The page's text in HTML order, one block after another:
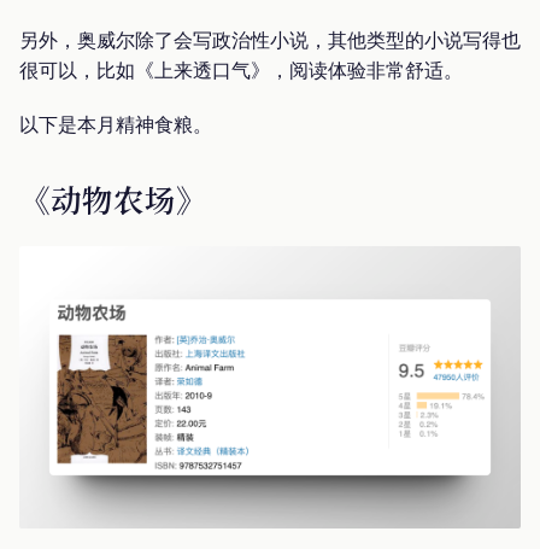
另外，奥威尔除了会写政治性小说，其他类型的小说写得也
很可以，比如《上来透口气》，阅读体验非常舒适。
以下是本月精神食粮。
《动物农场》